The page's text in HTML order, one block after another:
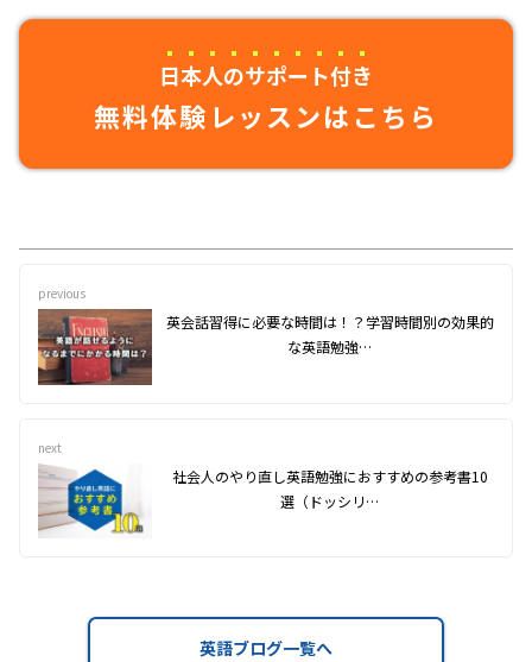
日本人のサポート付き
無料体験レッスンはこちら
previous
英会話習得に必要な時間は！？学習時間別の効果的
な英語勉強…
next
社会人のやり直し英語勉強におすすめの参考書10
選（ドッシリ…
英語ブログ一覧へ